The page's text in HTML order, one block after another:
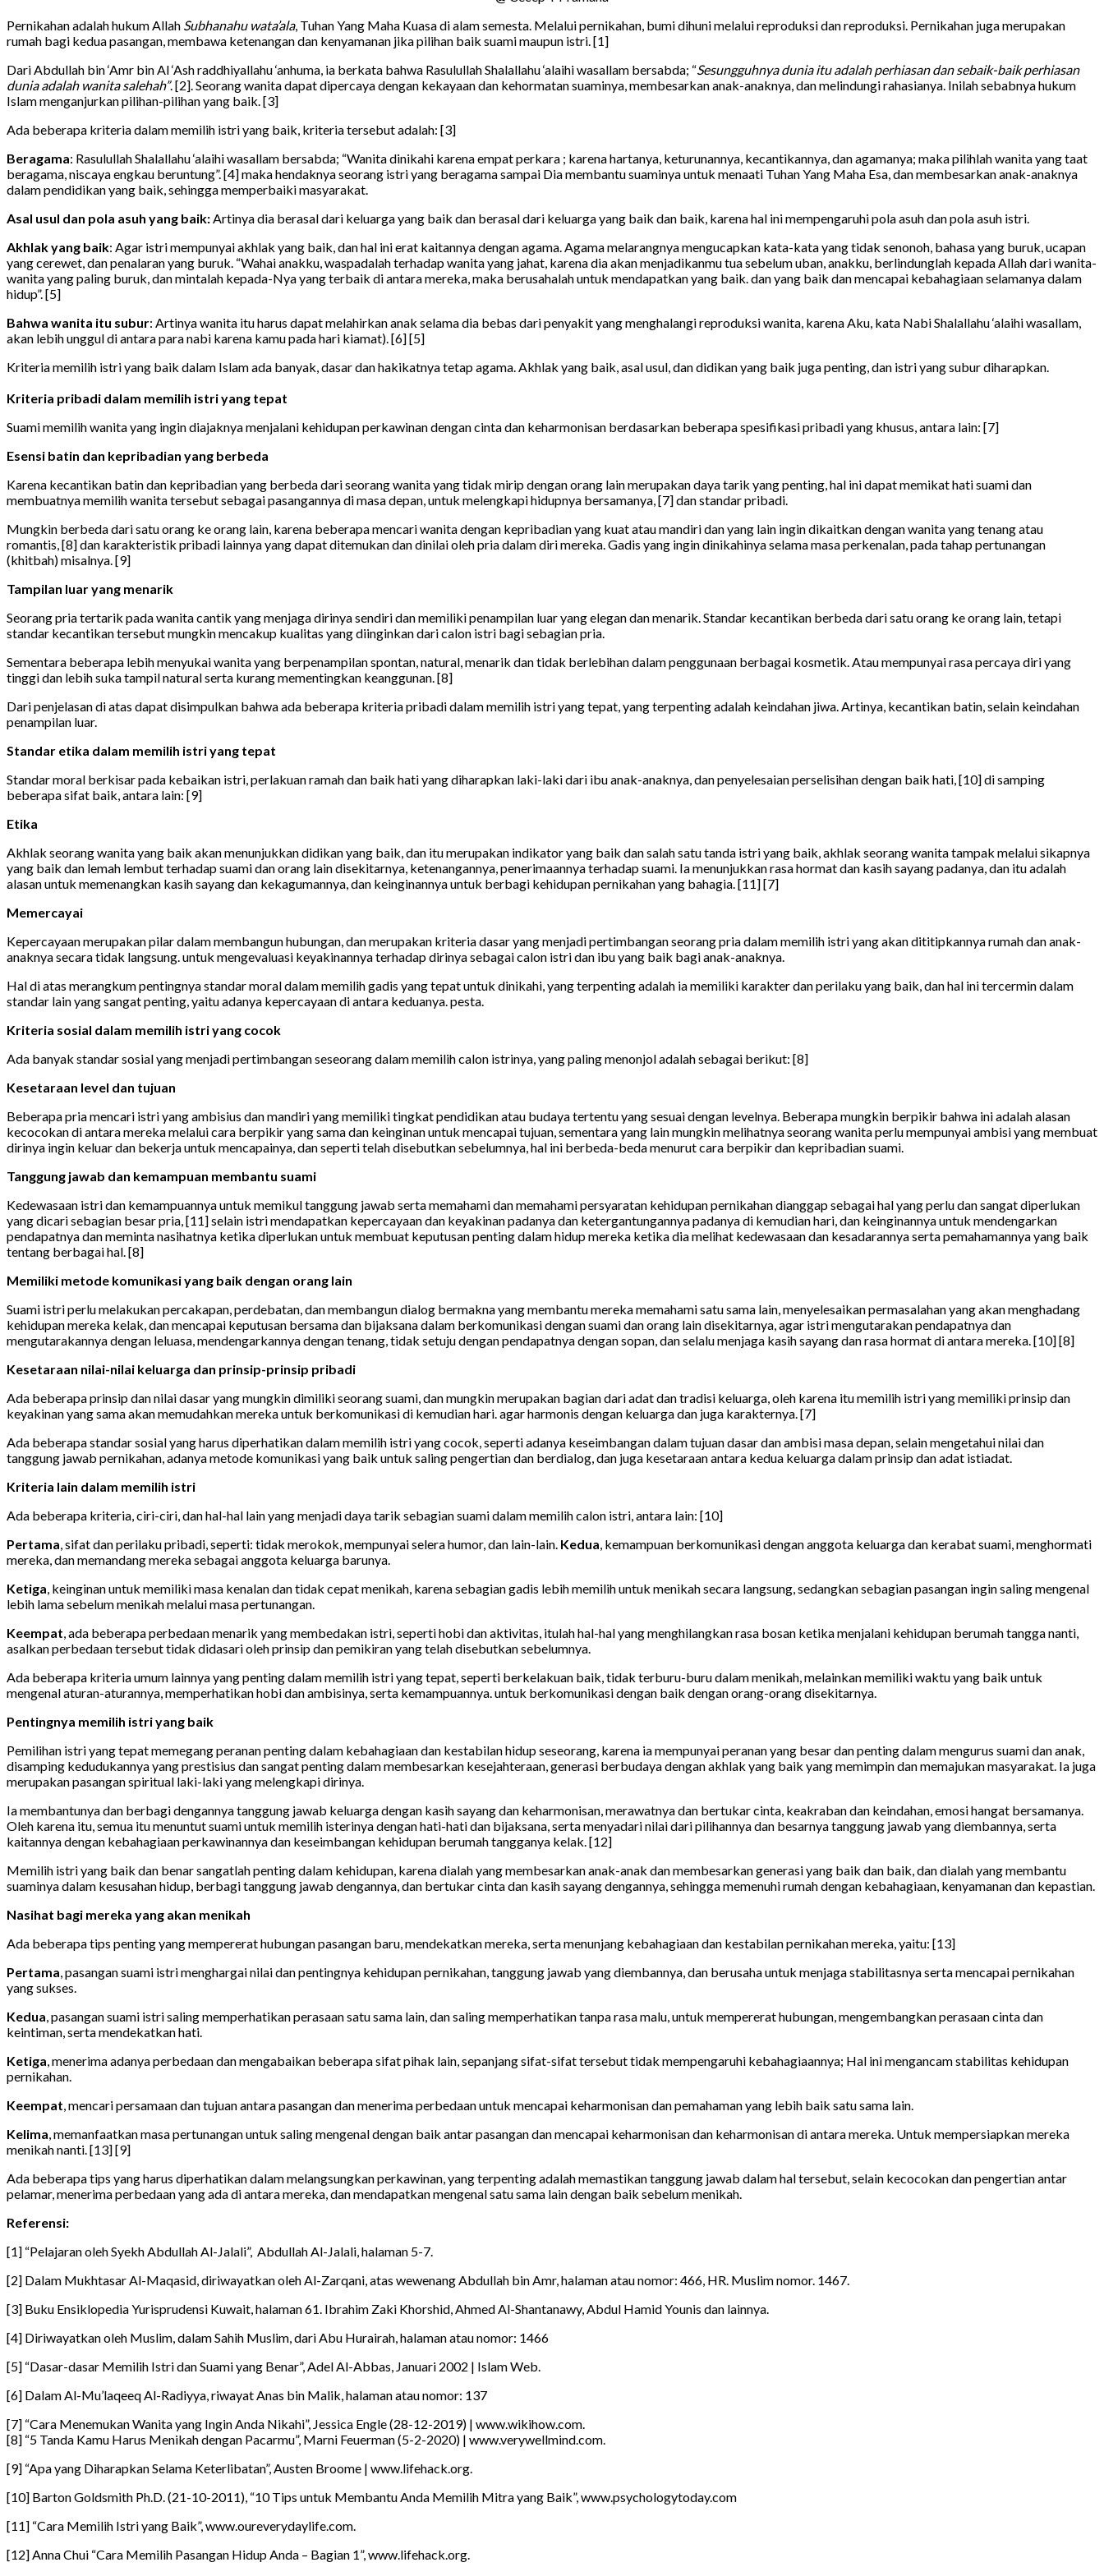
Pernikahan adalah hukum Allah Subhanahu wata’ala, Tuhan Yang Maha Kuasa di alam semesta. Melalui pernikahan, bumi dihuni melalui reproduksi dan reproduksi. Pernikahan juga merupakan
rumah bagi kedua pasangan, membawa ketenangan dan kenyamanan jika pilihan baik suami maupun istri. [1]
Dari Abdullah bin ‘Amr bin Al ‘Ash raddhiyallahu ‘anhuma, ia berkata bahwa Rasulullah Shalallahu ‘alaihi wasallam bersabda; “Sesungguhnya dunia itu adalah perhiasan dan sebaik-baik perhiasan
dunia adalah wanita salehah”. [2]. Seorang wanita dapat dipercaya dengan kekayaan dan kehormatan suaminya, membesarkan anak-anaknya, dan melindungi rahasianya. Inilah sebabnya hukum
Islam menganjurkan pilihan-pilihan yang baik. [3]
Ada beberapa kriteria dalam memilih istri yang baik, kriteria tersebut adalah: [3]
Beragama: Rasulullah Shalallahu ‘alaihi wasallam bersabda; “Wanita dinikahi karena empat perkara ; karena hartanya, keturunannya, kecantikannya, dan agamanya; maka pilihlah wanita yang taat
beragama, niscaya engkau beruntung”. [4] maka hendaknya seorang istri yang beragama sampai Dia membantu suaminya untuk menaati Tuhan Yang Maha Esa, dan membesarkan anak-anaknya
dalam pendidikan yang baik, sehingga memperbaiki masyarakat.
Asal usul dan pola asuh yang baik:Artinya dia berasal dari keluarga yang baik dan berasal dari keluarga yang baik dan baik, karena hal ini mempengaruhi pola asuh dan pola asuh istri.
Akhlak yang baik: Agar istri mempunyai akhlak yang baik, dan hal ini erat kaitannya dengan agama. Agama melarangnya mengucapkan kata-kata yang tidak senonoh, bahasa yang buruk, ucapan
yang cerewet, dan penalaran yang buruk. “Wahai anakku, waspadalah terhadap wanita yang jahat, karena dia akan menjadikanmu tua sebelum uban, anakku, berlindunglah kepada Allah dari wanita-
wanita yang paling buruk, dan mintalah kepada-Nya yang terbaik di antara mereka, maka berusahalah untuk mendapatkan yang baik. dan yang baik dan mencapai kebahagiaan selamanya dalam
hidup”. [5]
Bahwa wanita itu subur: Artinya wanita itu harus dapat melahirkan anak selama dia bebas dari penyakit yang menghalangi reproduksi wanita, karena Aku, kata Nabi Shalallahu ‘alaihi wasallam,
akan lebih unggul di antara para nabi karena kamu pada hari kiamat). [6] [5]
Kriteria memilih istri yang baik dalam Islam ada banyak, dasar dan hakikatnya tetap agama. Akhlak yang baik, asal usul, dan didikan yang baik juga penting, dan istri yang subur diharapkan.
Kriteria pribadi dalam memilih istri yang tepat
Suami memilih wanita yang ingin diajaknya menjalani kehidupan perkawinan dengan cinta dan keharmonisan berdasarkan beberapa spesifikasi pribadi yang khusus, antara lain: [7]
Esensi batin dan kepribadian yang berbeda
Karena kecantikan batin dan kepribadian yang berbeda dari seorang wanita yang tidak mirip dengan orang lain merupakan daya tarik yang penting, hal ini dapat memikat hati suami dan
membuatnya memilih wanita tersebut sebagai pasangannya di masa depan, untuk melengkapi hidupnya bersamanya, [7] dan standar pribadi.
Mungkin berbeda dari satu orang ke orang lain, karena beberapa mencari wanita dengan kepribadian yang kuat atau mandiri dan yang lain ingin dikaitkan dengan wanita yang tenang atau
romantis, [8] dan karakteristik pribadi lainnya yang dapat ditemukan dan dinilai oleh pria dalam diri mereka. Gadis yang ingin dinikahinya selama masa perkenalan, pada tahap pertunangan
(khitbah) misalnya. [9]
Tampilan luar yang menarik
Seorang pria tertarik pada wanita cantik yang menjaga dirinya sendiri dan memiliki penampilan luar yang elegan dan menarik. Standar kecantikan berbeda dari satu orang ke orang lain, tetapi
standar kecantikan tersebut mungkin mencakup kualitas yang diinginkan dari calon istri bagi sebagian pria.
Sementara beberapa lebih menyukai wanita yang berpenampilan spontan, natural, menarik dan tidak berlebihan dalam penggunaan berbagai kosmetik. Atau mempunyai rasa percaya diri yang
tinggi dan lebih suka tampil natural serta kurang mementingkan keanggunan. [8]
Dari penjelasan di atas dapat disimpulkan bahwa ada beberapa kriteria pribadi dalam memilih istri yang tepat, yang terpenting adalah keindahan jiwa. Artinya, kecantikan batin, selain keindahan
penampilan luar.
Standar etika dalam memilih istri yang tepat
Standar moral berkisar pada kebaikan istri, perlakuan ramah dan baik hati yang diharapkan laki-laki dari ibu anak-anaknya, dan penyelesaian perselisihan dengan baik hati, [10] di samping
beberapa sifat baik, antara lain: [9]
Etika
Akhlak seorang wanita yang baik akan menunjukkan didikan yang baik, dan itu merupakan indikator yang baik dan salah satu tanda istri yang baik, akhlak seorang wanita tampak melalui sikapnya
yang baik dan lemah lembut terhadap suami dan orang lain disekitarnya, ketenangannya, penerimaannya terhadap suami. Ia menunjukkan rasa hormat dan kasih sayang padanya, dan itu adalah
alasan untuk memenangkan kasih sayang dan kekagumannya, dan keinginannya untuk berbagi kehidupan pernikahan yang bahagia. [11] [7]
Memercayai
Kepercayaan merupakan pilar dalam membangun hubungan, dan merupakan kriteria dasar yang menjadi pertimbangan seorang pria dalam memilih istri yang akan dititipkannya rumah dan anak-
anaknya secara tidak langsung. untuk mengevaluasi keyakinannya terhadap dirinya sebagai calon istri dan ibu yang baik bagi anak-anaknya.
Hal di atas merangkum pentingnya standar moral dalam memilih gadis yang tepat untuk dinikahi, yang terpenting adalah ia memiliki karakter dan perilaku yang baik, dan hal ini tercermin dalam
standar lain yang sangat penting, yaitu adanya kepercayaan di antara keduanya. pesta.
Kriteria sosial dalam memilih istri yang cocok
Ada banyak standar sosial yang menjadi pertimbangan seseorang dalam memilih calon istrinya, yang paling menonjol adalah sebagai berikut: [8]
Kesetaraan level dan tujuan
Beberapa pria mencari istri yang ambisius dan mandiri yang memiliki tingkat pendidikan atau budaya tertentu yang sesuai dengan levelnya. Beberapa mungkin berpikir bahwa ini adalah alasan
kecocokan di antara mereka melalui cara berpikir yang sama dan keinginan untuk mencapai tujuan, sementara yang lain mungkin melihatnya seorang wanita perlu mempunyai ambisi yang membuat
dirinya ingin keluar dan bekerja untuk mencapainya, dan seperti telah disebutkan sebelumnya, hal ini berbeda-beda menurut cara berpikir dan kepribadian suami.
Tanggung jawab dan kemampuan membantu suami
Kedewasaan istri dan kemampuannya untuk memikul tanggung jawab serta memahami dan memahami persyaratan kehidupan pernikahan dianggap sebagai hal yang perlu dan sangat diperlukan
yang dicari sebagian besar pria, [11] selain istri mendapatkan kepercayaan dan keyakinan padanya dan ketergantungannya padanya di kemudian hari, dan keinginannya untuk mendengarkan
pendapatnya dan meminta nasihatnya ketika diperlukan untuk membuat keputusan penting dalam hidup mereka ketika dia melihat kedewasaan dan kesadarannya serta pemahamannya yang baik
tentang berbagai hal. [8]
Memiliki metode komunikasi yang baik dengan orang lain
Suami istri perlu melakukan percakapan, perdebatan, dan membangun dialog bermakna yang membantu mereka memahami satu sama lain, menyelesaikan permasalahan yang akan menghadang
kehidupan mereka kelak, dan mencapai keputusan bersama dan bijaksana dalam berkomunikasi dengan suami dan orang lain disekitarnya, agar istri mengutarakan pendapatnya dan
mengutarakannya dengan leluasa, mendengarkannya dengan tenang, tidak setuju dengan pendapatnya dengan sopan, dan selalu menjaga kasih sayang dan rasa hormat di antara mereka. [10] [8]
Kesetaraan nilai-nilai keluarga dan prinsip-prinsip pribadi
Ada beberapa prinsip dan nilai dasar yang mungkin dimiliki seorang suami, dan mungkin merupakan bagian dari adat dan tradisi keluarga, oleh karena itu memilih istri yang memiliki prinsip dan
keyakinan yang sama akan memudahkan mereka untuk berkomunikasi di kemudian hari. agar harmonis dengan keluarga dan juga karakternya. [7]
Ada beberapa standar sosial yang harus diperhatikan dalam memilih istri yang cocok, seperti adanya keseimbangan dalam tujuan dasar dan ambisi masa depan, selain mengetahui nilai dan
tanggung jawab pernikahan, adanya metode komunikasi yang baik untuk saling pengertian dan berdialog, dan juga kesetaraan antara kedua keluarga dalam prinsip dan adat istiadat.
Kriteria lain dalam memilih istri
Ada beberapa kriteria, ciri-ciri, dan hal-hal lain yang menjadi daya tarik sebagian suami dalam memilih calon istri, antara lain: [10]
Pertama, sifat dan perilaku pribadi, seperti: tidak merokok, mempunyai selera humor, dan lain-lain. Kedua, kemampuan berkomunikasi dengan anggota keluarga dan kerabat suami, menghormati
mereka, dan memandang mereka sebagai anggota keluarga barunya.
Ketiga, keinginan untuk memiliki masa kenalan dan tidak cepat menikah, karena sebagian gadis lebih memilih untuk menikah secara langsung, sedangkan sebagian pasangan ingin saling mengenal
lebih lama sebelum menikah melalui masa pertunangan.
Keempat, ada beberapa perbedaan menarik yang membedakan istri, seperti hobi dan aktivitas, itulah hal-hal yang menghilangkan rasa bosan ketika menjalani kehidupan berumah tangga nanti,
asalkan perbedaan tersebut tidak didasari oleh prinsip dan pemikiran yang telah disebutkan sebelumnya.
Ada beberapa kriteria umum lainnya yang penting dalam memilih istri yang tepat, seperti berkelakuan baik, tidak terburu-buru dalam menikah, melainkan memiliki waktu yang baik untuk
mengenal aturan-aturannya, memperhatikan hobi dan ambisinya, serta kemampuannya. untuk berkomunikasi dengan baik dengan orang-orang disekitarnya.
Pentingnya memilih istri yang baik
Pemilihan istri yang tepat memegang peranan penting dalam kebahagiaan dan kestabilan hidup seseorang, karena ia mempunyai peranan yang besar dan penting dalam mengurus suami dan anak,
disamping kedudukannya yang prestisius dan sangat penting dalam membesarkan kesejahteraan, generasi berbudaya dengan akhlak yang baik yang memimpin dan memajukan masyarakat. Ia juga
merupakan pasangan spiritual laki-laki yang melengkapi dirinya.
Ia membantunya dan berbagi dengannya tanggung jawab keluarga dengan kasih sayang dan keharmonisan, merawatnya dan bertukar cinta, keakraban dan keindahan, emosi hangat bersamanya.
Oleh karena itu, semua itu menuntut suami untuk memilih isterinya dengan hati-hati dan bijaksana, serta menyadari nilai dari pilihannya dan besarnya tanggung jawab yang diembannya, serta
kaitannya dengan kebahagiaan perkawinannya dan keseimbangan kehidupan berumah tangganya kelak. [12]
Memilih istri yang baik dan benar sangatlah penting dalam kehidupan, karena dialah yang membesarkan anak-anak dan membesarkan generasi yang baik dan baik, dan dialah yang membantu
suaminya dalam kesusahan hidup, berbagi tanggung jawab dengannya, dan bertukar cinta dan kasih sayang dengannya, sehingga memenuhi rumah dengan kebahagiaan, kenyamanan dan kepastian.
Nasihat bagi mereka yang akan menikah
Ada beberapa tips penting yang mempererat hubungan pasangan baru, mendekatkan mereka, serta menunjang kebahagiaan dan kestabilan pernikahan mereka, yaitu: [13]
Pertama, pasangan suami istri menghargai nilai dan pentingnya kehidupan pernikahan, tanggung jawab yang diembannya, dan berusaha untuk menjaga stabilitasnya serta mencapai pernikahan
yang sukses.
Kedua, pasangan suami istri saling memperhatikan perasaan satu sama lain, dan saling memperhatikan tanpa rasa malu, untuk mempererat hubungan, mengembangkan perasaan cinta dan
keintiman, serta mendekatkan hati.
Ketiga, menerima adanya perbedaan dan mengabaikan beberapa sifat pihak lain, sepanjang sifat-sifat tersebut tidak mempengaruhi kebahagiaannya; Hal ini mengancam stabilitas kehidupan
pernikahan.
Keempat, mencari persamaan dan tujuan antara pasangan dan menerima perbedaan untuk mencapai keharmonisan dan pemahaman yang lebih baik satu sama lain.
Kelima, memanfaatkan masa pertunangan untuk saling mengenal dengan baik antar pasangan dan mencapai keharmonisan dan keharmonisan di antara mereka. Untuk mempersiapkan mereka
menikah nanti. [13] [9]
Ada beberapa tips yang harus diperhatikan dalam melangsungkan perkawinan, yang terpenting adalah memastikan tanggung jawab dalam hal tersebut, selain kecocokan dan pengertian antar
pelamar, menerima perbedaan yang ada di antara mereka, dan mendapatkan mengenal satu sama lain dengan baik sebelum menikah.
Referensi:
[1] “Pelajaran oleh Syekh Abdullah Al-Jalali”, Abdullah Al-Jalali, halaman 5-7.
[2] Dalam Mukhtasar Al-Maqasid, diriwayatkan oleh Al-Zarqani, atas wewenang Abdullah bin Amr, halaman atau nomor: 466, HR. Muslim nomor. 1467.
[3] Buku Ensiklopedia Yurisprudensi Kuwait, halaman 61. Ibrahim Zaki Khorshid, Ahmed Al-Shantanawy, Abdul Hamid Younis dan lainnya.
[4] Diriwayatkan oleh Muslim, dalam Sahih Muslim, dari Abu Hurairah, halaman atau nomor: 1466
[5] “Dasar-dasar Memilih Istri dan Suami yang Benar”, Adel Al-Abbas, Januari 2002 | Islam Web.
[6] Dalam Al-Mu’laqeeq Al-Radiyya, riwayat Anas bin Malik, halaman atau nomor: 137
[7] “Cara Menemukan Wanita yang Ingin Anda Nikahi”, Jessica Engle (28-12-2019) | www.wikihow.com.
[8] “5 Tanda Kamu Harus Menikah dengan Pacarmu”, Marni Feuerman (5-2-2020) | www.verywellmind.com.
[9] “Apa yang Diharapkan Selama Keterlibatan”, Austen Broome | www.lifehack.org.
[10] Barton Goldsmith Ph.D. (21-10-2011), “10 Tips untuk Membantu Anda Memilih Mitra yang Baik”, www.psychologytoday.com
[11] “Cara Memilih Istri yang Baik”, www.oureverydaylife.com.
[12] Anna Chui “Cara Memilih Pasangan Hidup Anda – Bagian 1”, www.lifehack.org.